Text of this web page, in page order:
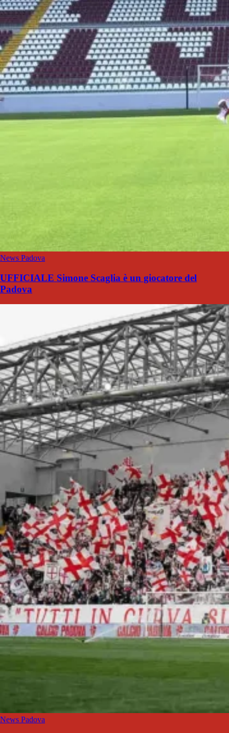
News Padova
UFFICIALE Simone Scaglia è un giocatore del
Padova
News Padova